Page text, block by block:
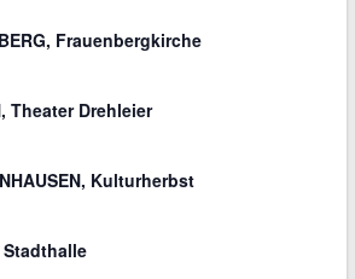
Frauenbergkirche
Theater Drehleier
Kulturherbst
Stadthalle